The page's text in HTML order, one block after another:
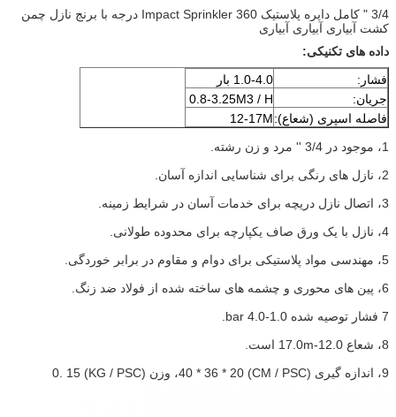
3/4 " کامل دایره پلاستیک Impact Sprinkler 360 درجه با برنج نازل
چمن
کشت آبیاری آبیاری آبیاری
داده های تکنیکی:
فشار:
1.0-4.0 بار
جریان:
0.8-3.25M3 / H
فاصله اسپری (شعاع):12-17M
1، موجود در 3/4 '' مرد و زن رشته.
2، نازل های رنگی برای شناسایی اندازه آسان.
3، اتصال نازل دریچه برای خدمات آسان در شرایط زمینه.
4، نازل با یک ورق صاف یکپارچه برای محدوده طولانی.
5، مهندسی مواد پلاستیکی برای دوام و مقاوم در برابر خوردگی.
6، پین های محوری و چشمه های ساخته شده از فولاد ضد زنگ.
7 فشار توصیه شده 1.0-4.0 bar.
8، شعاع 12.0-17.0m است.
9، اندازه گیری (CM / PSC) 40 * 36 * 20، وزن (KG / PSC) 0.
15